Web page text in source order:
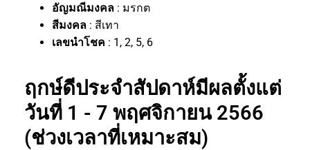
อัญมณีมงคล : มรกต
สีมงคล : สีเทา
เลขนำโชค : 1, 2, 5, 6
ฤกษ์ดีประจำสัปดาห์มีผลตั้งแต่
วันที่ 1 - 7 พฤศจิกายน 2566
(ช่วงเวลาที่เหมาะสม)